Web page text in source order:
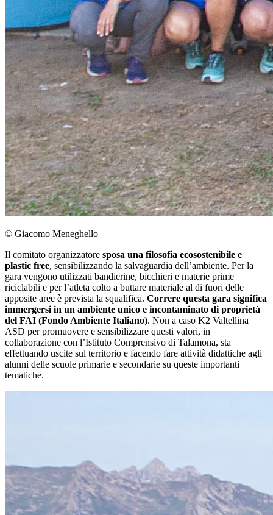
© Giacomo Meneghello
Il comitato organizzatore sposa una filosofia ecosostenibile e
plastic free, sensibilizzando la salvaguardia dell’ambiente. Per la
gara vengono utilizzati bandierine, bicchieri e materie prime
riciclabili e per l’atleta colto a buttare materiale al di fuori delle
apposite aree è prevista la squalifica. Correre questa gara significa
immergersi in un ambiente unico e incontaminato di proprietà
del FAI (Fondo Ambiente Italiano). Non a caso K2 Valtellina
ASD per promuovere e sensibilizzare questi valori, in
collaborazione con l’Istituto Comprensivo di Talamona, sta
effettuando uscite sul territorio e facendo fare attività didattiche agli
alunni delle scuole primarie e secondarie su queste importanti
tematiche.